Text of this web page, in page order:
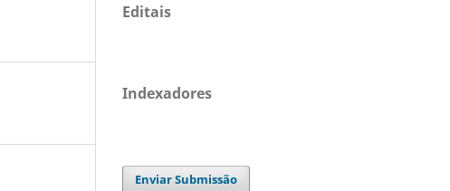
Editais
Indexadores
Enviar Submissão